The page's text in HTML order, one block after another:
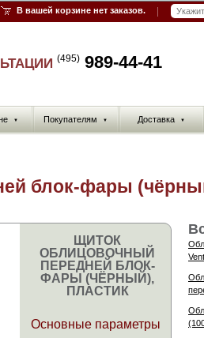
В вашей корзине нет заказов.
(495) 989-44-41
▼ Покупателям ▼ Доставка ▼
блок-фары
ЩИТОК
ОБЛИЦОВОЧНЫЙ
ПЕРЕДНЕЙ БЛОК-
ФАРЫ (ЧЁРНЫЙ),
ПЛАСТИК
Основные параметры